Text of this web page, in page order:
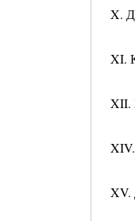
X.
XI.
XII.
XV.